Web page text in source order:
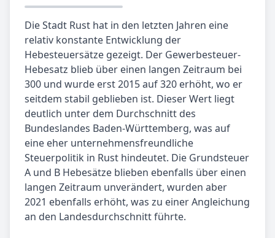
Die Stadt Rust hat in den letzten Jahren eine
relativ konstante Entwicklung der
Hebesteuersätze gezeigt. Der Gewerbesteuer-
Hebesatz blieb über einen langen Zeitraum bei
300 und wurde erst 2015 auf 320 erhöht, wo er
seitdem stabil geblieben ist. Dieser Wert liegt
deutlich unter dem Durchschnitt des
Bundeslandes Baden-Württemberg, was auf
eine eher unternehmensfreundliche
Steuerpolitik in Rust hindeutet. Die Grundsteuer
A und B Hebesätze blieben ebenfalls über einen
langen Zeitraum unverändert, wurden aber
2021 ebenfalls erhöht, was zu einer Angleichung
an den Landesdurchschnitt führte.